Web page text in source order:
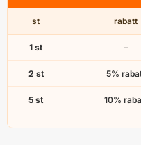
st rabatt
1 st –
2 st 5%
5 st 10%